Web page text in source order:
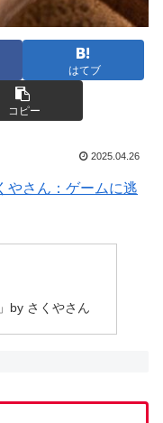
はてブ
コピー
2025.04.26
やさん：ゲームに逃
by さくやさん